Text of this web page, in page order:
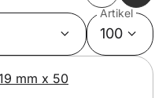
Artikel
100